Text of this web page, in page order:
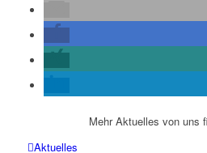
Mehr Aktuelles von uns
Aktuelles